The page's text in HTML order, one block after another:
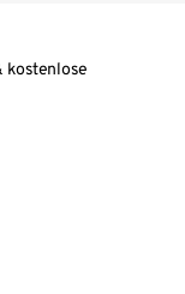
kostenlose